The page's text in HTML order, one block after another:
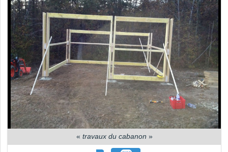
« travaux du cabanon »